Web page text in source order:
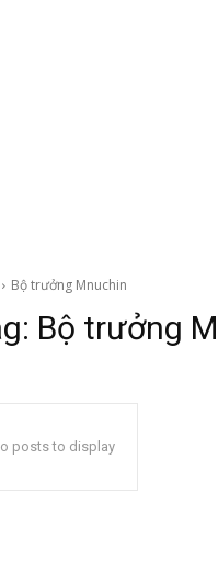
Bộ trưởng Mnuchin
Bộ trưởng
posts to display